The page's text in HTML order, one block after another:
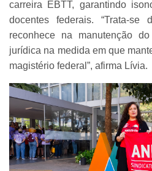
carreira EBTT, garantindo
docentes federais. “Trata-
reconhece na manutenção
jurídica na medida em que
magistério federal”, afirma Lívia.